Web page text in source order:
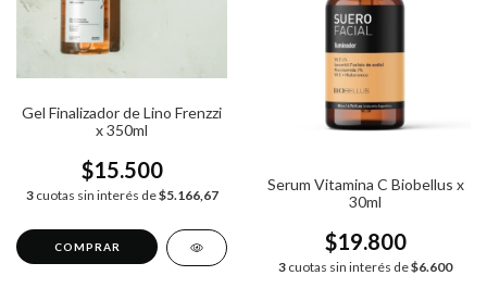
Gel Finalizador de Lino Frenzzi
x 350ml
$15.500
3 cuotas sin interés de$5.166,67
Serum Vitamina C Biobellus x
30ml
$19.800
3 cuotas sin interés de$6.600